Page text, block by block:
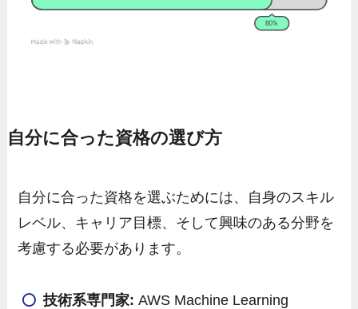
自分に合った資格の選び方
自分に合った資格を選ぶためには、自身のスキル
レベル、キャリア目標、そして興味のある分野を
考慮する必要があります。
技術系専門家: AWS Machine Learning